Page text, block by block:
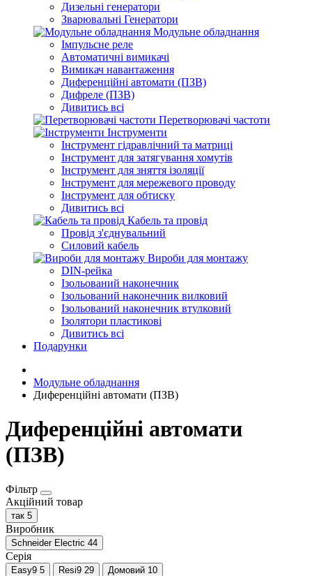
Дизельні генератори
Зварювальні Генератори
Модульне обладнання
Імпульсне реле
Автоматичні вимикачі
Вимикач навантаження
Диференційні автомати (ПЗВ)
Дифреле (ПЗВ)
Дивитись всі
Перетворювачі частоти
Інструменти
Інструмент гідравлічний та матриці
Інструмент для затягування хомутів
Інструмент для зняття ізоляції
Інструмент для мережевого проводу
Інструмент для обтиску
Дивитись всі
Кабель та провід
Провід з'єднувальний
Силовий кабель
Вироби для монтажу
DIN-рейка
Ізольований наконечник
Ізольований наконечник вилковий
Ізольований наконечник втулковий
Ізолятори пластикові
Дивитись всі
Подарунки
Модульне обладнання
Диференційні автомати (ПЗВ)
Диференційні автомати
(ПЗВ)
Фільтр
Акційний товар
так 5
Виробник
Schneider Electric 44
Серія
Easy9 5 Resi9 29 Домовий 10